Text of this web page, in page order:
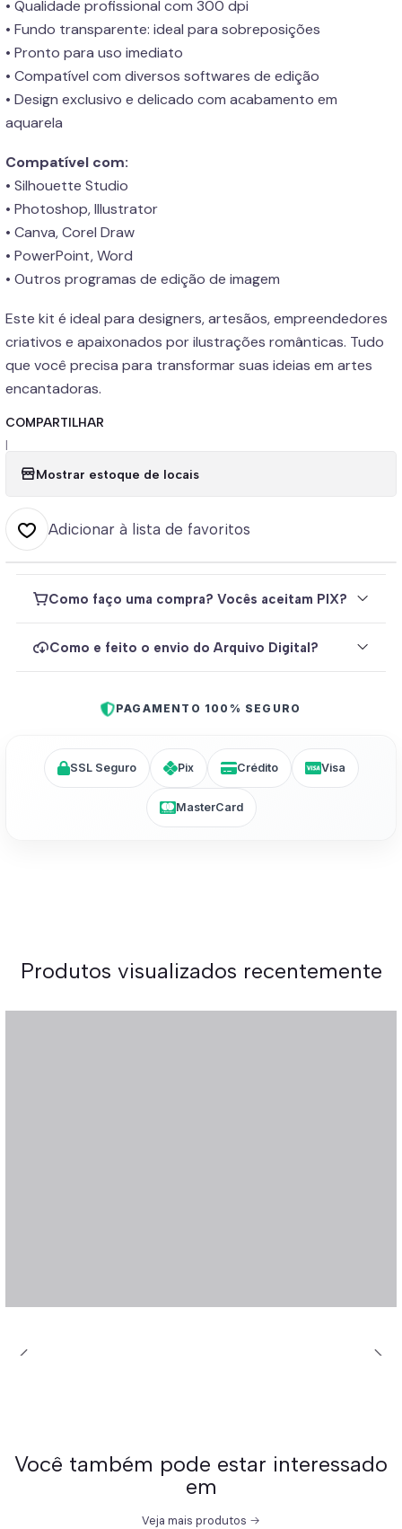
• Qualidade profissional com 300 dpi
• Fundo transparente: ideal para sobreposições
• Pronto para uso imediato
• Compatível com diversos softwares de edição
• Design exclusivo e delicado com acabamento em
aquarela
Compatível com:
• Silhouette Studio
• Photoshop, Illustrator
• Canva, Corel Draw
• PowerPoint, Word
• Outros programas de edição de imagem
Este kit é ideal para designers, artesãos, empreendedores
criativos e apaixonados por ilustrações românticas. Tudo
que você precisa para transformar suas ideias em artes
encantadoras.
COMPARTILHAR
|
Mostrar estoque de locais
Adicionar à lista de favoritos
Como faço uma compra? Vocês aceitam PIX?
Como e feito o envio do Arquivo Digital?
PAGAMENTO 100% SEGURO
SSL Seguro Pix Crédito Visa
MasterCard
Produtos visualizados recentemente
Você também pode estar interessado
em
Veja mais produtos